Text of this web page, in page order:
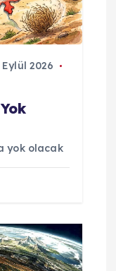
Eylül 2026
yok olacak